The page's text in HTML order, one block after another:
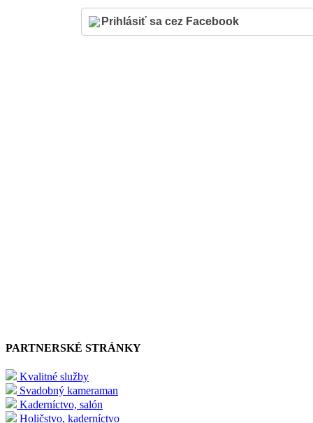
PARTNERSKÉ STRÁNKY
Kvalitné služby
Svadobný kameraman
Kaderníctvo, salón
Holičstvo, kaderníctvo